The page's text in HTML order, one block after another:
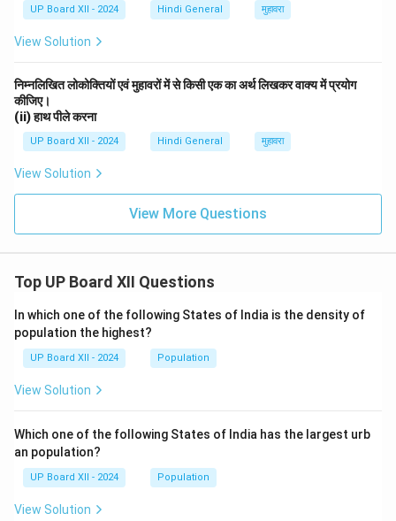
UP Board XII - 2024 Hindi General मुहावरा
View Solution
निम्नलिखित लोकोक्तियों एवं मुहावरों में से किसी एक का अर्थ लिखकर वाक्य में प्रयोग
कीजिए।
(ii) हाथ पीले करना
UP Board XII - 2024 Hindi General मुहावरा
View Solution
View More Questions
Top UP Board XII Questions
In which one of the following States of India is the density of
population the highest?
UP Board XII - 2024 Population
View Solution
Which one of the following States of India has the largest urb
an population?
UP Board XII - 2024 Population
View Solution